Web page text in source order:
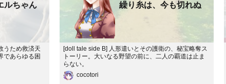
ルちゃん
うため救済天
であらゆる困
繰り糸は、今も切れぬ
[doll tale side B] 人形遣いとその護衛の、秘宝略奪ス
トーリー。大いなる野望の前に、二人の覇道は止ま
らない。
cocotori